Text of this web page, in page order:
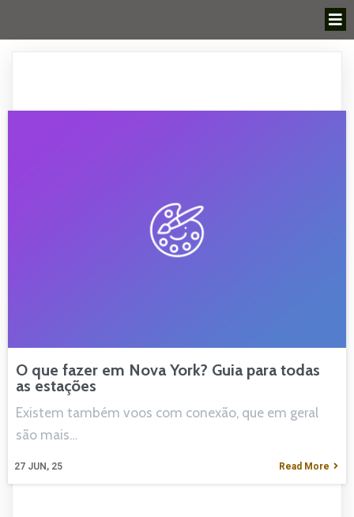
O que fazer em Nova York? Guia para todas
as estações
27 JUN, 25
Existem também voos com conexão, que em geral
são mais…
Read More